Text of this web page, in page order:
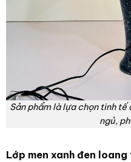
Sản phẩm là lựa chọn tinh
ngủ,
Lớp men xanh đen